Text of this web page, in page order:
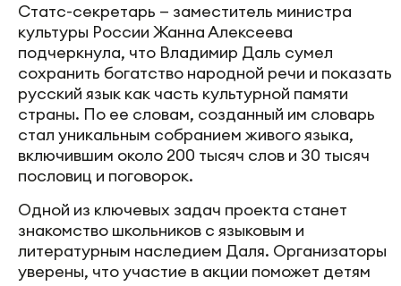
Статс-секретарь — заместитель министра
культуры России Жанна Алексеева
подчеркнула, что Владимир Даль сумел
сохранить богатство народной речи и показать
русский язык как часть культурной памяти
страны. По ее словам, созданный им словарь
стал уникальным собранием живого языка,
включившим около 200 тысяч слов и 30 тысяч
пословиц и поговорок.
Одной из ключевых задач проекта станет
знакомство школьников с языковым и
литературным наследием Даля. Организаторы
уверены, что участие в акции поможет детям